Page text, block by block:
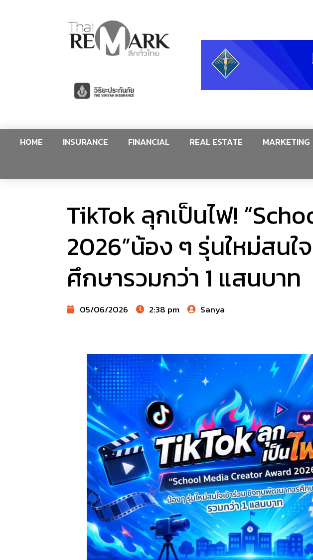
HOME INSURANCE FINANCIAL REAL ESTATE MARKETING
TikTok ลุกเป็นไฟ!
2026”น้อง ๆ รุ่นใหม่สน
ศึกษารวมกว่า 1 แสนบาท
05/06/2026 2:38 pm Sanya